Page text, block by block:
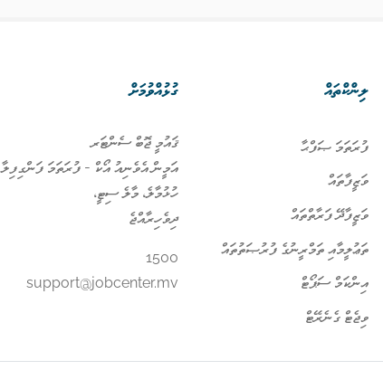
ލިންކްތައް
ފުރަތަމަ ޞަފްޙާ
ވަޒީފާތައް
ވަޒީފާދޭ ފަރާތްތައް
ތަޢުލީމާއި ތަމްރީނުގެ ފުރުޞަތުތައް
އިންކަމް ސަޕޯޓް
ވިޖެޓް ގެނެރޭޓް
ގުޅުއްވުމަށް
ޤައުމީ ޖޮބް ސެންޓަރ
އަމީން އެވެނިއު އޯކް - ފުރަތަމަ ފަންގިފިލާ
ހުޅުމާލެ، މާލެ ސިޓީ،
ދިވެހިރާއްޖެ
1500
support@jobcenter.mv